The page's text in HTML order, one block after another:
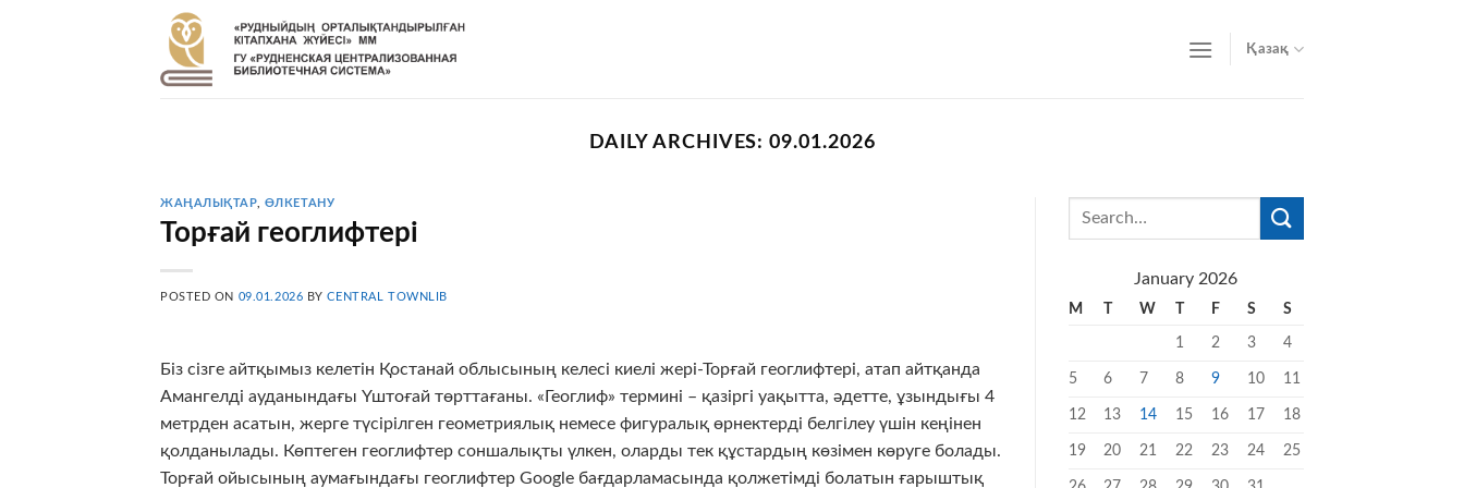
Қазақ
DAILY ARCHIVES:09.01.2026
ЖАҢАЛЫҚТАР, ӨЛКЕТАНУ
Торғай геоглифтері
POSTED ON 09.01.2026 BYCENTRAL TOWNLIB
Біз сізге айтқымыз келетін Қостанай облысының келесі киелі жері-Торғай геоглифтері, атап айтқанда
Амангелді ауданындағы Үштоғай төрттағаны. «Геоглиф» термині – қазіргі уақытта, әдетте, ұзындығы 4
метрден асатын, жерге түсірілген геометриялық немесе фигуралық өрнектерді белгілеу үшін кеңінен
қолданылады. Көптеген геоглифтер соншалықты үлкен, оларды тек құстардың көзімен көруге болады.
Торғай ойысының аумағындағы геоглифтер Google бағдарламасында қолжетімді болатын ғарыштық
January 2026
M T W T F S S
1 2 3 4
5 6 7 8 9 10 11
12 13 14 15 16 17 18
19 20 21 22 23 24 25